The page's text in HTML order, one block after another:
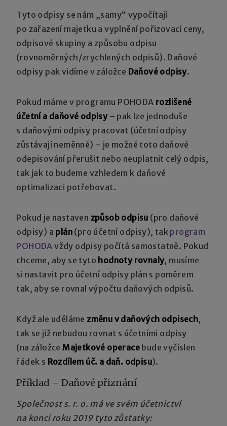
Tyto odpisy se nám „samy“ vypočítají
po zařazení majetku a vyplnění pořizovací ceny,
odpisové skupiny a způsobu odpisu
(rovnoměrných/zrychlených odpisů). Daňové
odpisy pak vidíme v záložce Daňové odpisy.
Pokud máme v programu POHODA rozlišené
účetní a daňové odpisy– pak lze jednoduše
s daňovými odpisy pracovat (účetní odpisy
zůstávají neměnné) – je možné toto daňové
odepisování přerušit nebo neuplatnit celý odpis,
tak jak to budeme vzhledem k daňové
optimalizaci potřebovat.
Pokud je nastaven způsob odpisu (pro daňové
odpisy) a plán (pro účetní odpisy), tak program
POHODA vždy odpisy počítá samostatně. Pokud
chceme, aby se tyto hodnoty rovnaly, musíme
si nastavit pro účetní odpisy plán s poměrem
tak, aby se rovnal výpočtu daňových odpisů.
Když ale udělámezměnu v daňových odpisech,
tak se již nebudou rovnat s účetními odpisy
(na záložceMajetkové operace bude vyčíslen
řádek s Rozdílem úč. a daň. odpisu).
Příklad – Daňové přiznání
Společnost s. r. o. má ve svém účetnictví
na konci roku 2019 tyto zůstatky: